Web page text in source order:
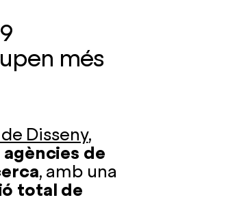
més
Disseny,
agències de
, amb una
total de